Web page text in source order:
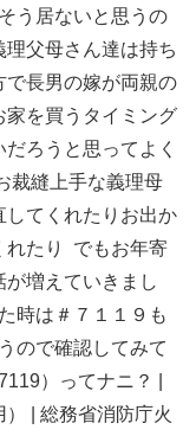
う居ないと思うの
父母さん達は持ち
で長男の嫁が両親の
家を買うタイミング
ろうと思ってよく
裁縫上手な義理母
してくれたりお出か
れたり でもお年寄
が増えていきまし
時は＃７１１９も
ので確認してみて
）ってナニ？ |
| 総務省消防庁火